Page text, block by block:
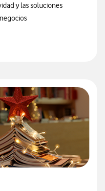
y las soluciones